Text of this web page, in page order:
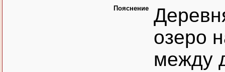
Пояснение
озеро
между